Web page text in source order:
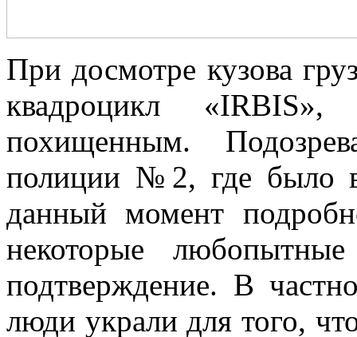
При досмотре кузова
квадроцикл
похищенным.
полиции №2, где было
данный момент
некоторые
подтверждение. В
люди украли для того,